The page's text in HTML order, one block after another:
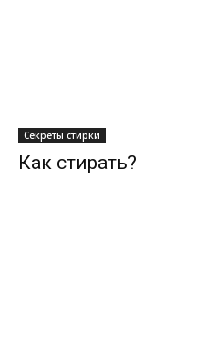
Секреты стирки
Как стирать?